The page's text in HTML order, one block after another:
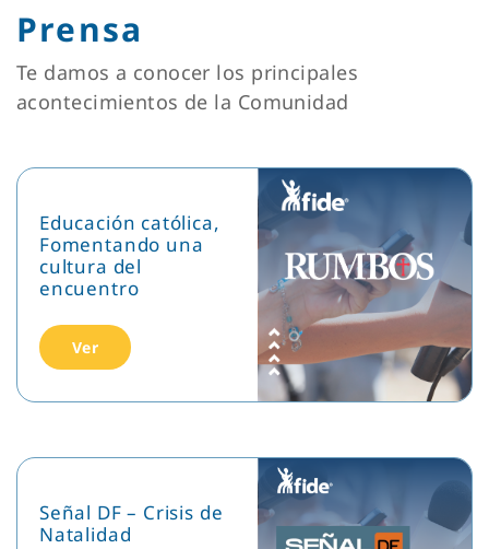
Prensa
Te damos a conocer los principales
acontecimientos de la Comunidad
Educación católica,
Fomentando una
cultura del
encuentro
Ver
Señal DF – Crisis de
Natalidad